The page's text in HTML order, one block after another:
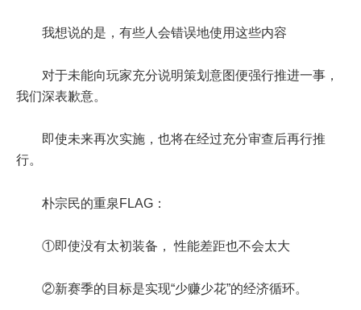
我想说的是，有些人会错误地使用这些内容
对于未能向玩家充分说明策划意图便强行推进一事，
我们深表歉意。
即使未来再次实施，也将在经过充分审查后再行推
行。
朴宗民的重泉FLAG：
①即使没有太初装备， 性能差距也不会太大
②新赛季的目标是实现“少赚少花”的经济循环。